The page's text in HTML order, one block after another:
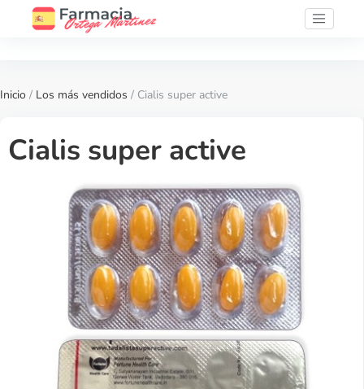
Inicio / Los más vendidos / Cialis super active
Cialis super active